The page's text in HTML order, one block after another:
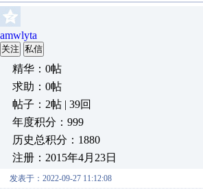
amwlyta
关注 私信
精华：0帖
求助：0帖
帖子：2帖 | 39回
年度积分：999
历史总积分：1880
注册：2015年4月23日
发表于：2022-09-27 11:12:08